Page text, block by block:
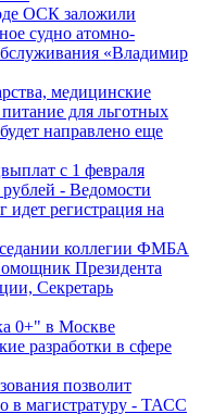
ОСК заложили
судно атомно-
«Владимир
медицинские
для льготных
направлено еще
с 1 февраля
- Ведомости
идет регистрация на
коллегии ФМБА
Президента
Секретарь
0+" в Москве
разработки в сфере
позволит
в магистратуру - ТАСС